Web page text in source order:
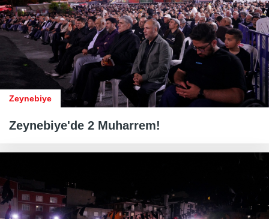
Zeynebiye
Zeynebiye'de 2 Muharrem!